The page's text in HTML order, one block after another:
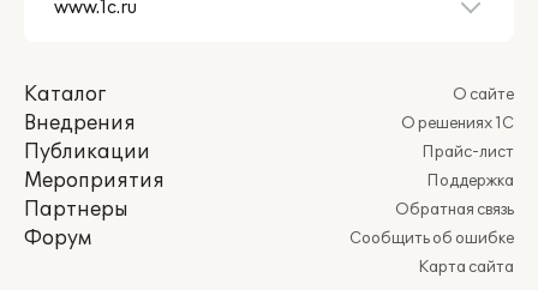
Каталог
Внедрения
Публикации
Мероприятия
Партнеры
Форум
О сайте
О решениях 1С
Прайс-лист
Поддержка
Обратная связь
Сообщить об ошибке
Карта сайта